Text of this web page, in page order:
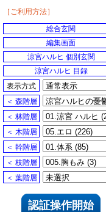
［ご利用方法］
総合玄関
編集画面
涼宮ハルヒ 個別玄関
涼宮ハルヒ 目録
表示方式
＜ 森階層
＜ 林階層
＜ 木階層
＜ 幹階層
＜ 枝階層
＜ 葉階層
認証操作開始